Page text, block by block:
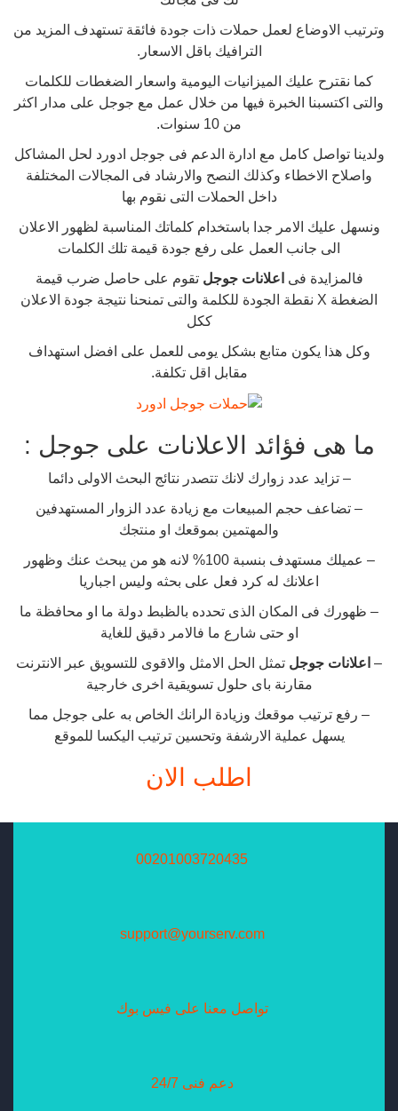
وترتيب الاوضاع لعمل حملات ذات جودة فائقة تستهدف المزيد من
الترافيك باقل الاسعار.
كما نقترح عليك الميزانيات اليومية واسعار الضغطات للكلمات
والتى اكتسبنا الخبرة فيها من خلال عمل مع جوجل على مدار اكثر
من 10 سنوات.
ولدينا تواصل كامل مع ادارة الدعم فى جوجل ادورد لحل المشاكل
واصلاح الاخطاء وكذلك النصح والارشاد فى المجالات المختلفة
داخل الحملات التى نقوم بها
ونسهل عليك الامر جدا باستخدام كلماتك المناسبة لظهور الاعلان
الى جانب العمل على رفع جودة قيمة تلك الكلمات
فالمزايدة فى اعلانات جوجل تقوم على حاصل ضرب قيمة
الضغطة X نقطة الجودة للكلمة والتى تمنحنا نتيجة جودة الاعلان
ككل
وكل هذا يكون متابع بشكل يومى للعمل على افضل استهداف
مقابل اقل تكلفة.
ما هى فؤائد الاعلانات على جوجل :
– تزايد عدد زوارك لانك تتصدر نتائج البحث الاولى دائما
– تضاعف حجم المبيعات مع زيادة عدد الزوار المستهدفين
والمهتمين بموقعك او منتجك
– عميلك مستهدف بنسبة 100% لانه هو من يبحث عنك وظهور
اعلانك له كرد فعل على بحثه وليس اجباريا
– ظهورك فى المكان الذى تحدده بالظبط دولة ما او محافظة ما
او حتى شارع ما فالامر دقيق للغاية
– اعلانات جوجل تمثل الحل الامثل والاقوى للتسويق عبر الانترنت
مقارنة باى حلول تسويقية اخرى خارجية
– رفع ترتيب موقعك وزيادة الرانك الخاص به على جوجل مما
يسهل عملية الارشفة وتحسين ترتيب اليكسا للموقع
اطلب الان
00201003720435
support@yourserv.com
تواصل معنا على فيس بوك
دعم فنى 24/7